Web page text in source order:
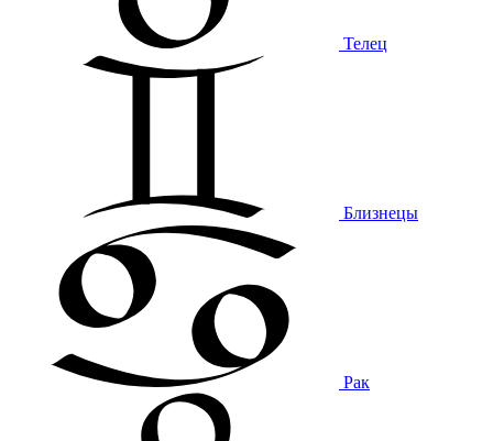
Телец
Близнецы
Рак